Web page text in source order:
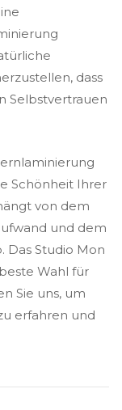
dass
Selbstvertrauen
Schönheit Ihrer
von dem
und dem
Das Studio Mon
Wahl für
Sie uns, um
erfahren und